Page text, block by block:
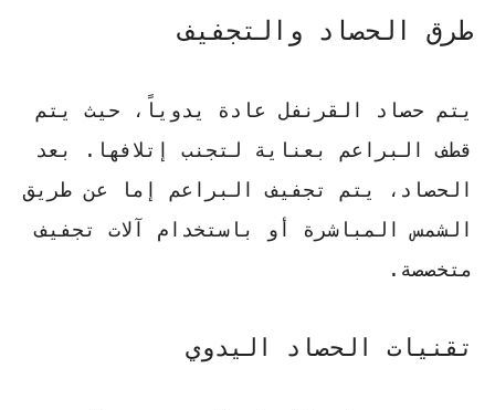
طرق الحصاد والتجفيف
يتم حصاد القرنفل عادة يدوياً، حيث يتم
قطف البراعم بعناية لتجنب إتلافها. بعد
الحصاد، يتم تجفيف البراعم إما عن طريق
الشمس المباشرة أو باستخدام آلات تجفيف
متخصصة.
تقنيات الحصاد اليدوي